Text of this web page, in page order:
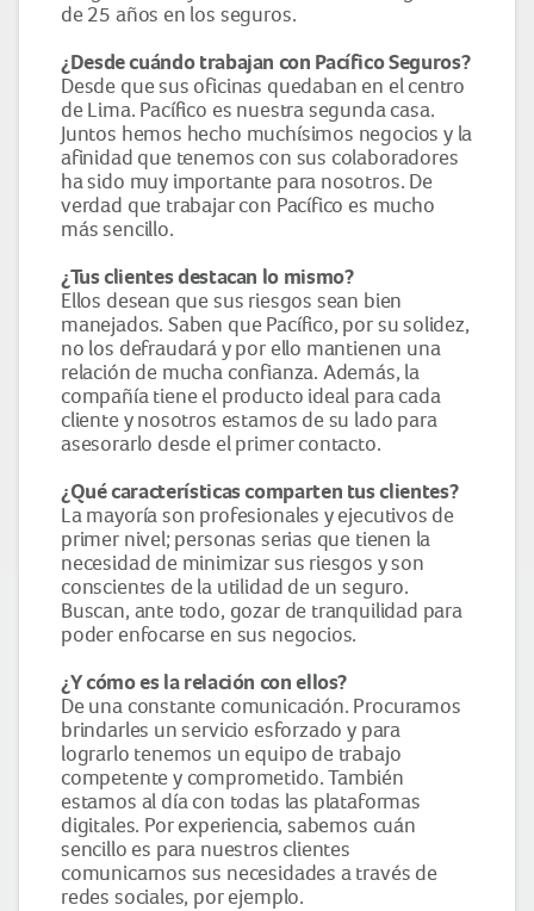
de 25 años en los seguros.
¿Desde cuándo trabajan con Pacífico Seguros?
Desde que sus oficinas quedaban en el centro
de Lima. Pacífico es nuestra segunda casa.
Juntos hemos hecho muchísimos negocios y la
afinidad que tenemos con sus colaboradores
ha sido muy importante para nosotros. De
verdad que trabajar con Pacífico es mucho
más sencillo.
¿Tus clientes destacan lo mismo?
Ellos desean que sus riesgos sean bien
manejados. Saben que Pacífico, por su solidez,
no los defraudará y por ello mantienen una
relación de mucha confianza. Además, la
compañía tiene el producto ideal para cada
cliente y nosotros estamos de su lado para
asesorarlo desde el primer contacto.
¿Qué características comparten tus clientes?
La mayoría son profesionales y ejecutivos de
primer nivel; personas serias que tienen la
necesidad de minimizar sus riesgos y son
conscientes de la utilidad de un seguro.
Buscan, ante todo, gozar de tranquilidad para
poder enfocarse en sus negocios.
¿Y cómo es la relación con ellos?
De una constante comunicación. Procuramos
brindarles un servicio esforzado y para
lograrlo tenemos un equipo de trabajo
competente y comprometido. También
estamos al día con todas las plataformas
digitales. Por experiencia, sabemos cuán
sencillo es para nuestros clientes
comunicarnos sus necesidades a través de
redes sociales, por ejemplo.